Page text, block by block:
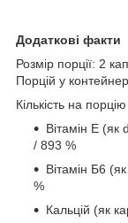
Додаткові факти
Розмір порції: 2
Порцій у
Кількість на
Вітамін E
/ 893 %
Вітамін Б6
%
Кальцій (як